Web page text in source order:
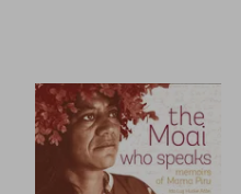
45%
dcto.
$ 32.85
$ 18.07